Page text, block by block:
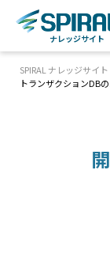
ナレッジサイト
SPIRAL ナレッジサイト
トランザクションDB